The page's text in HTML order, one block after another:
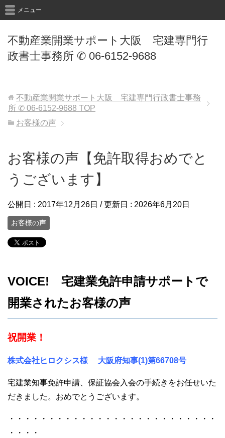
不動産業開業サポート大阪 宅建専門行
政書士事務所 ✆ 06-6152-9688
メニュー
不動産業開業サポート大阪 宅建専門行政書士事務
所 ✆ 06-6152-9688 TOP
お客様の声
お客様の声【免許取得おめでと
うございます】
公開日 : 2017年12月26日 / 更新日 : 2026年6月20日
お客様の声
VOICE! 宅建業免許申請サポートで
開業されたお客様の声
祝開業！
株式会社ヒロクシス様 大阪府知事(1)第66708号
宅建業知事免許申請、保証協会入会の手続きをお任せいた
だきました。おめでとうございます。
・・・・・・・・・・・・・・・・・・・・・・・・・・
・・・・